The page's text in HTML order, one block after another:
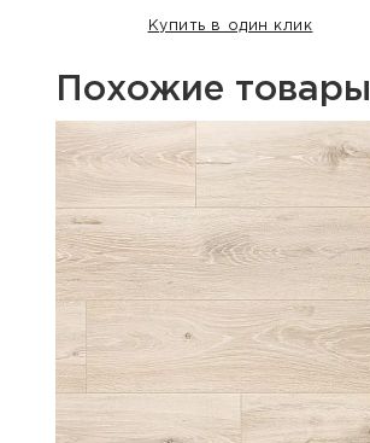
Купить в один клик
Похожие товары